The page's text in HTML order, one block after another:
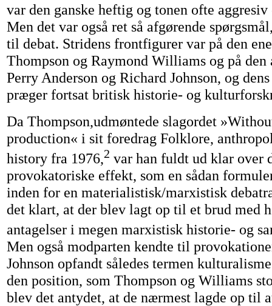
var den ganske heftig og tonen ofte
Men det var også ret så afgørende
til debat. Stridens frontfigurer var på den
Thompson og Raymond Williams og på den
Perry Anderson og Richard Johnson, og
præger fortsat britisk historie- og
Da Thompson,udmøntede slagordet
production« i sit foredrag Folklore,
history fra 1976,2 var han fuldt ud klar over
provokatoriske effekt, som en sådan
inden for en materialistisk/marxistisk
det klart, at der blev lagt op til et brud med
antagelser i megen marxistisk historie- og
Men også modparten kendte til
Johnson opfandt således termen
den position, som Thompson og Williams
blev det antydet, at de nærmest lagde op til